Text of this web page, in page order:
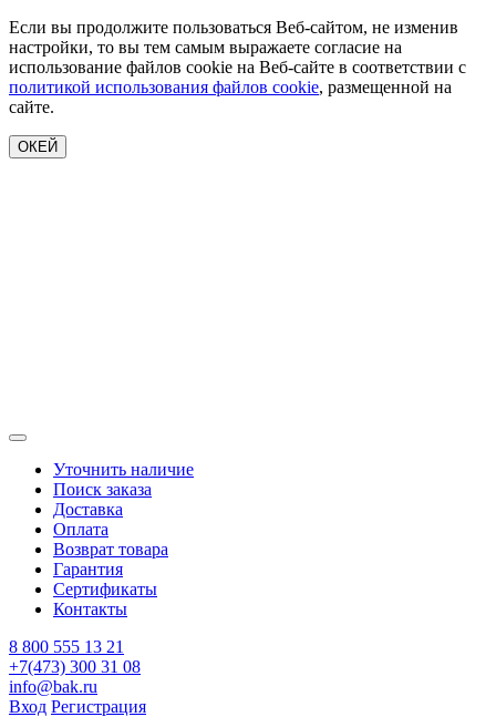
Если вы продолжите пользоваться Веб-сайтом, не изменив
настройки, то вы тем самым выражаете согласие на
использование файлов cookie на Веб-сайте в соответствии с
политикой использования файлов cookie, размещенной на
сайте.
ОКЕЙ
Уточнить наличие
Поиск заказа
Доставка
Оплата
Возврат товара
Гарантия
Сертификаты
Контакты
8 800 555 13 21
+7(473) 300 31 08
info@bak.ru
Вход Регистрация